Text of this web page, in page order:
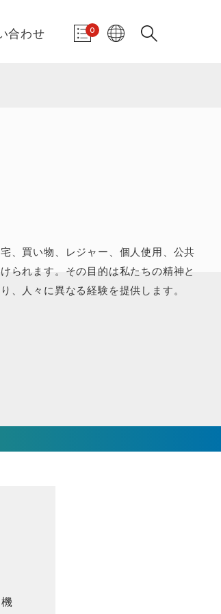
0
合わせ
、買い物、レジャー、個人使用、公共
られます。その目的は私たちの精神と
、人々に異なる経験を提供します。